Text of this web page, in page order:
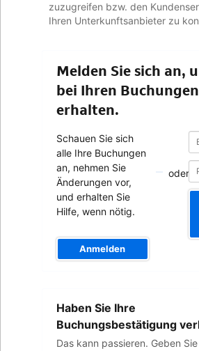
zuzugreifen bzw. den
Ihren Unterkunftsanbieter zu
Melden Sie sich an,
bei Ihren
erhalten.
Schauen Sie sich
alle Ihre Buchungen
an, nehmen Sie
Änderungen vor,
und erhalten Sie
Hilfe, wenn nötig.
Anmelden
oder
Haben Sie Ihre
Buchungsbestätigung
Das kann passieren. Geben
Adresse